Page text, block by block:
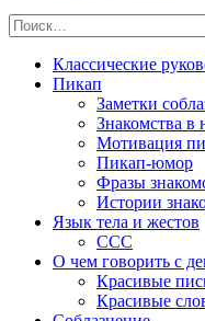
Найти:
Классические
Пикап
Заметки
Знакомства в
Мотивация
Пикап-юмор
Фразы
Истории
Язык тела и жестов
ССС
О чем говорить с
Красивые
Красивые